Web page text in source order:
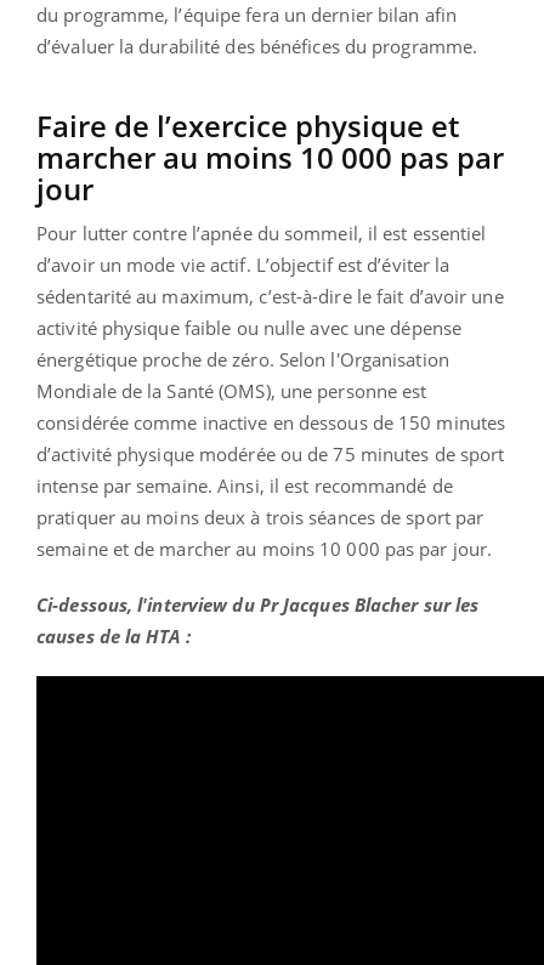
du programme, l’équipe fera un dernier bilan afin
d’évaluer la durabilité des bénéfices du programme.
Faire de l’exercice physique et
marcher au moins 10 000 pas par
jour
Pour lutter contre l’apnée du sommeil, il est essentiel
d’avoir un mode vie actif. L’objectif est d’éviter la
sédentarité au maximum, c’est-à-dire le fait d’avoir une
activité physique faible ou nulle avec une dépense
énergétique proche de zéro. Selon l'Organisation
Mondiale de la Santé (OMS), une personne est
considérée comme inactive en dessous de 150 minutes
d’activité physique modérée ou de 75 minutes de sport
intense par semaine. Ainsi, il est recommandé de
pratiquer au moins deux à trois séances de sport par
semaine et de marcher au moins 10 000 pas par jour.
Ci-dessous, l'interview du Pr Jacques Blacher sur les
causes de la HTA :